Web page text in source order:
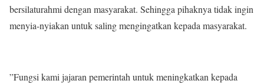
bersilaturahmi dengan masyarakat. Sehingga pihaknya tidak ingin
menyia-nyiakan untuk saling mengingatkan kepada masyarakat.
”Fungsi kami jajaran pemerintah untuk meningkatkan kepada